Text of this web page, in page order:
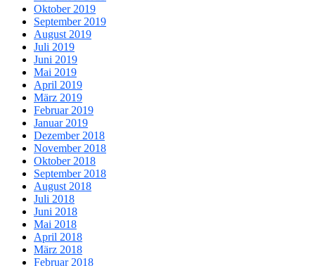
Oktober 2019
September 2019
August 2019
Juli 2019
Juni 2019
Mai 2019
April 2019
März 2019
Februar 2019
Januar 2019
Dezember 2018
November 2018
Oktober 2018
September 2018
August 2018
Juli 2018
Juni 2018
Mai 2018
April 2018
März 2018
Februar 2018